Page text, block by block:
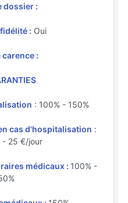
dossier :
: Oui
carence :
: 100% - 150%
cas d'hospitalisation :
- 25 €/jour
médicaux : 100% -